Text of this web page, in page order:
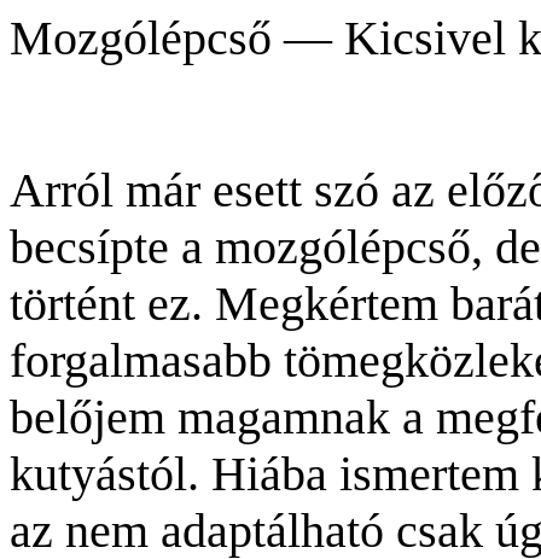
Mozgólépcső — Kicsivel
Arról már esett szó az
becsípte a mozgólépcső,
történt ez. Megkértem
forgalmasabb
belőjem magamnak a
kutyástól. Hiába
az nem adaptálható csak